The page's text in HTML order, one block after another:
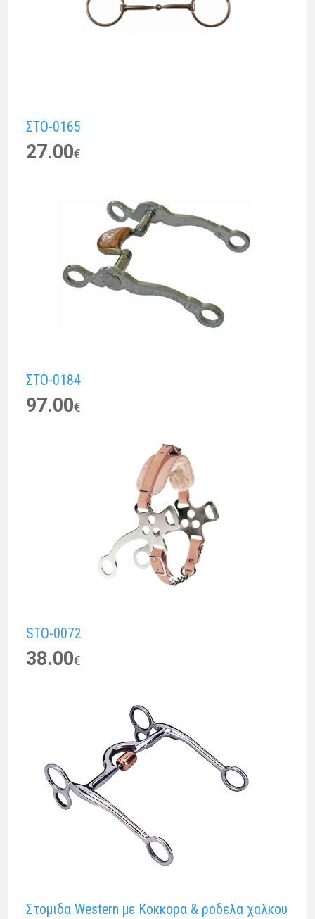
ΣTO-0165
27.00€
ΣTO-0184
97.00€
STO-0072
38.00€
Στομιδα Western με Κοκκορα & ροδελα χαλκου